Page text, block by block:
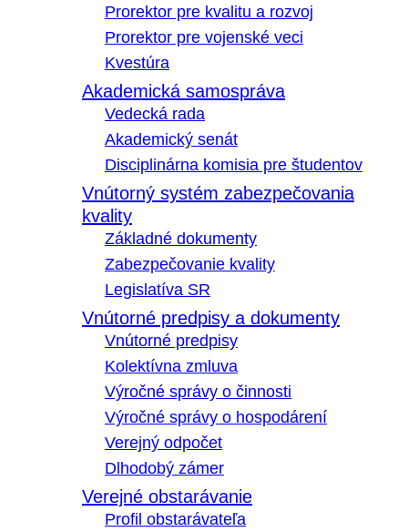
Prorektor pre kvalitu a rozvoj
Prorektor pre vojenské veci
Kvestúra
Akademická samospráva
Vedecká rada
Akademický senát
Disciplinárna komisia pre študentov
Vnútorný systém zabezpečovania
kvality
Základné dokumenty
Zabezpečovanie kvality
Legislatíva SR
Vnútorné predpisy a dokumenty
Vnútorné predpisy
Kolektívna zmluva
Výročné správy o činnosti
Výročné správy o hospodárení
Verejný odpočet
Dlhodobý zámer
Verejné obstarávanie
Profil obstarávateľa